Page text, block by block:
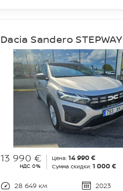
Dacia Sandero STEPWAY
13 990 €
НДС 0%
Цена: 14 990 €
Сумма скидки: 1 000 €
28 649 км
2023